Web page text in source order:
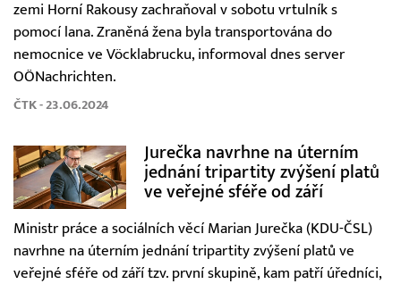
zemi Horní Rakousy zachraňoval v sobotu vrtulník s
pomocí lana. Zraněná žena byla transportována do
nemocnice ve Vöcklabrucku, informoval dnes server
OÖNachrichten.
ČTK - 23.06.2024
Jurečka navrhne na úterním
jednání tripartity zvýšení platů
ve veřejné sféře od září
Ministr práce a sociálních věcí Marian Jurečka (KDU-ČSL)
navrhne na úterním jednání tripartity zvýšení platů ve
veřejné sféře od září tzv. první skupině, kam patří úředníci,